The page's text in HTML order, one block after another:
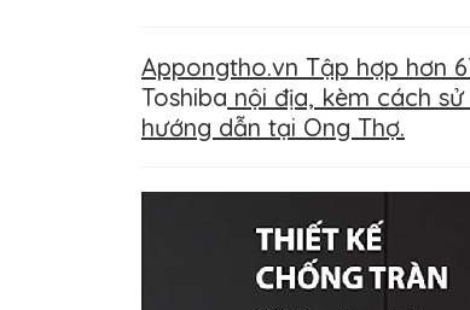
Appongtho.vn Tập hợp hơn
Toshiba nội địa, kèm cách
hướng dẫn tại Ong Thợ.